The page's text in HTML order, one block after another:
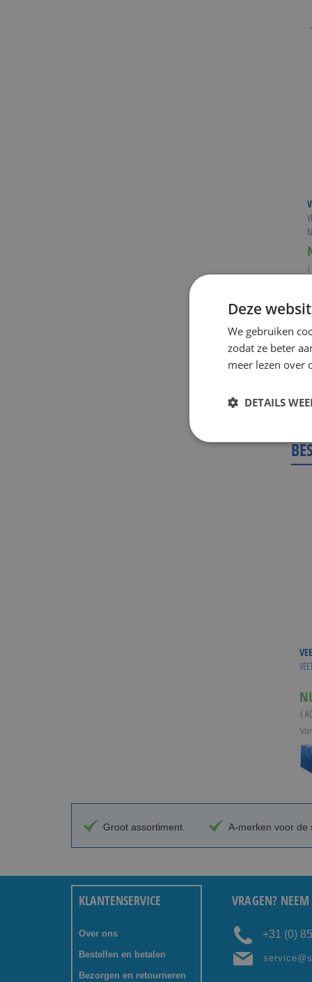
(
Groot assortiment. A-merken voor de
KLANTENSERVICE
Over ons
Bestellen en betalen
Bezorgen en retourneren
VRAGEN?
+31 (0)
Deze
We gebruiken
zodat ze beter
meer lezen over
DETAILS